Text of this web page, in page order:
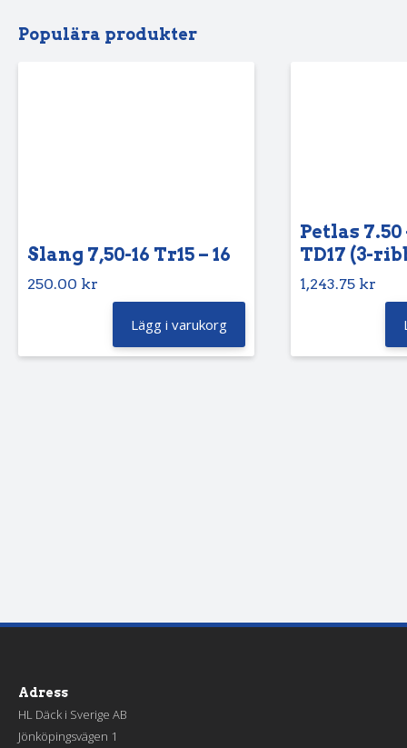
Populära produkter
Slang 7,50-16 Tr15 – 16
250.00 kr
Lägg i varukorg
Petlas 7.50
TD17 (3-
1,243.75 kr
Adress
HL Däck i Sverige AB
Jönköpingsvägen 1